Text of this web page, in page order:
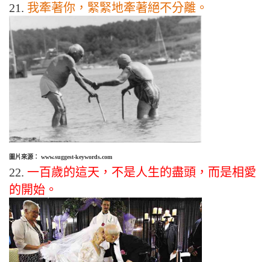
21. 我牽著你，緊緊地牽著絕不分離。
圖片來源： www.suggest-keywords.com
22. 一百歲的這天，不是人生的盡頭，而是相愛
的開始。